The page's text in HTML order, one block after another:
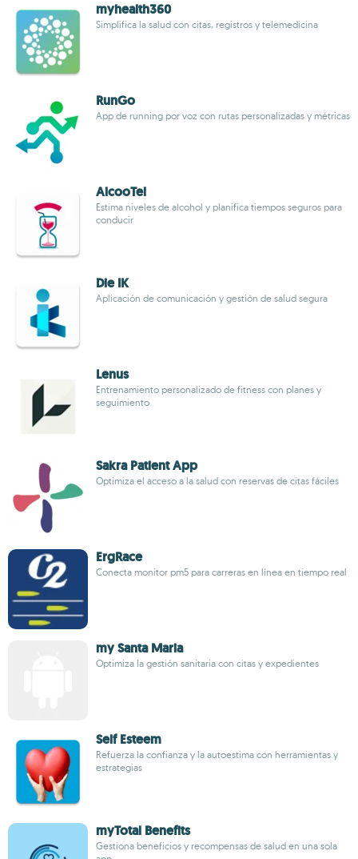
myhealth360
Simplifica la salud con citas, registros y telemedicina
RunGo
App de running por voz con rutas personalizadas y métricas
AlcooTel
Estima niveles de alcohol y planifica tiempos seguros para
conducir
Die IK
Aplicación de comunicación y gestión de salud segura
Lenus
Entrenamiento personalizado de fitness con planes y
seguimiento
Sakra Patient App
Optimiza el acceso a la salud con reservas de citas fáciles
ErgRace
Conecta monitor pm5 para carreras en línea en tiempo real
my Santa Maria
Optimiza la gestión sanitaria con citas y expedientes
Self Esteem
Refuerza la confianza y la autoestima con herramientas y
estrategias
myTotal Benefits
Gestiona beneficios y recompensas de salud en una sola